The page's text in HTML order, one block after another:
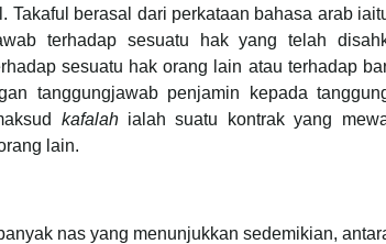
Takaful berasal dari perkataan bahasa arab
terhadap sesuatu hak yang telah
sesuatu hak orang lain atau terhadap
tanggungjawab penjamin kepada
kafalahialah suatu kontrak yang
lain.
nas yang menunjukkan sedemikian,